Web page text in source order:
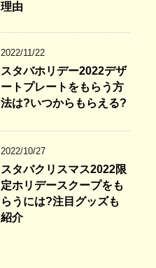
理由
2022/11/22
スタバホリデー2022デザ
ートプレートをもらう方
法は?いつからもらえる?
2022/10/27
スタバクリスマス2022限
定ホリデースクープをも
らうには?注目グッズも
紹介